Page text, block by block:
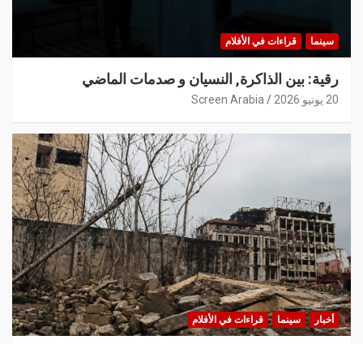
سينما قراءات في الأفلام
رقية: بين الذاكرة, النسيان و صدمات الماضي
20 يونيو 2026 Screen Arabia
أخبار سينما قراءات في الأفلام